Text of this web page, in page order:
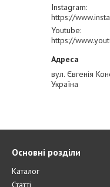
Instagram
https://
Youtube
https://
вул. Євгенія
Україна
Основні розділи
Каталог
Статті